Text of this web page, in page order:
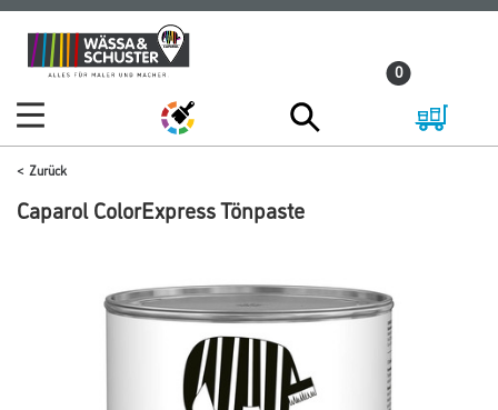
Zum
Inhalt
Zum
Navigationsmenü
0
Zurück
Caparol ColorExpress Tönpaste